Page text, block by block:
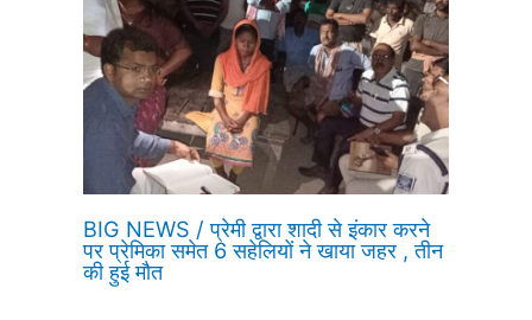
BIG NEWS / प्रेमी द्वारा शादी से इंकार करने
पर प्रेमिका समेत 6 सहेलियों ने खाया जहर , तीन
की हुई मौत